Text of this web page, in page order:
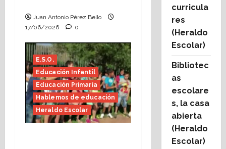
Juan Antonio Pérez Bello
17/06/2026
0
E.S.O.
Educación Infantil
Educación Primaria
Hablemos de educación
Heraldo Escolar
curricula
res
(Heraldo
Escolar)
Bibliotec
as
escolare
s, la casa
abierta
(Heraldo
Escolar)